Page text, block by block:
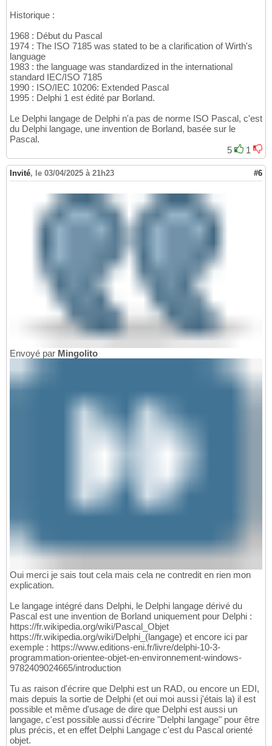
Historique :
1968 : Début du Pascal
1974 : The ISO 7185 was stated to be a clarification of Wirth's
language
1983 : the language was standardized in the international
standard IEC/ISO 7185
1990 : ISO/IEC 10206: Extended Pascal
1995 : Delphi 1 est édité par Borland.
Le Delphi langage de Delphi n'a pas de norme ISO Pascal, c'est
du Delphi langage, une invention de Borland, basée sur le
Pascal.
5
1
Invité, le 03/04/2025 à 21h23 #6
Envoyé par Mingolito
Oui merci je sais tout cela mais cela ne contredit en rien mon
explication.
Le langage intégré dans Delphi, le Delphi langage dérivé du
Pascal est une invention de Borland uniquement pour Delphi :
https://fr.wikipedia.org/wiki/Pascal_Objet
https://fr.wikipedia.org/wiki/Delphi_(langage) et encore ici par
exemple : https://www.editions-eni.fr/livre/delphi-10-3-
programmation-orientee-objet-en-environnement-windows-
9782409024665/introduction
Tu as raison d'écrire que Delphi est un RAD, ou encore un EDI,
mais depuis la sortie de Delphi (et oui moi aussi j'étais la) il est
possible et même d'usage de dire que Delphi est aussi un
langage, c'est possible aussi d'écrire "Delphi langage" pour être
plus précis, et en effet Delphi Langage c'est du Pascal orienté
objet.